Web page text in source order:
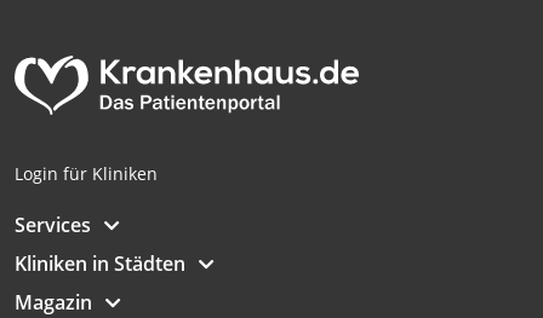
Login für Kliniken
Services
Kliniken in Städten
Magazin
verschiedenen Quellen
Entwicklung und Verbesserung der
Verwendung reduzierter Daten zur Auswahl
IAB-Besonderheiten:
Verwendung genauer Standortdaten